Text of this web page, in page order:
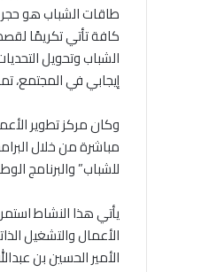
طاقات الشباب هو حجر
كافة تأتي تكريمًا
الشباب وتحويل
إيجابي في المجتمع،
مباشرة من خلال
للشباب” والبرنامج
الأعمال والتشغيل
الأمير الحسين بن